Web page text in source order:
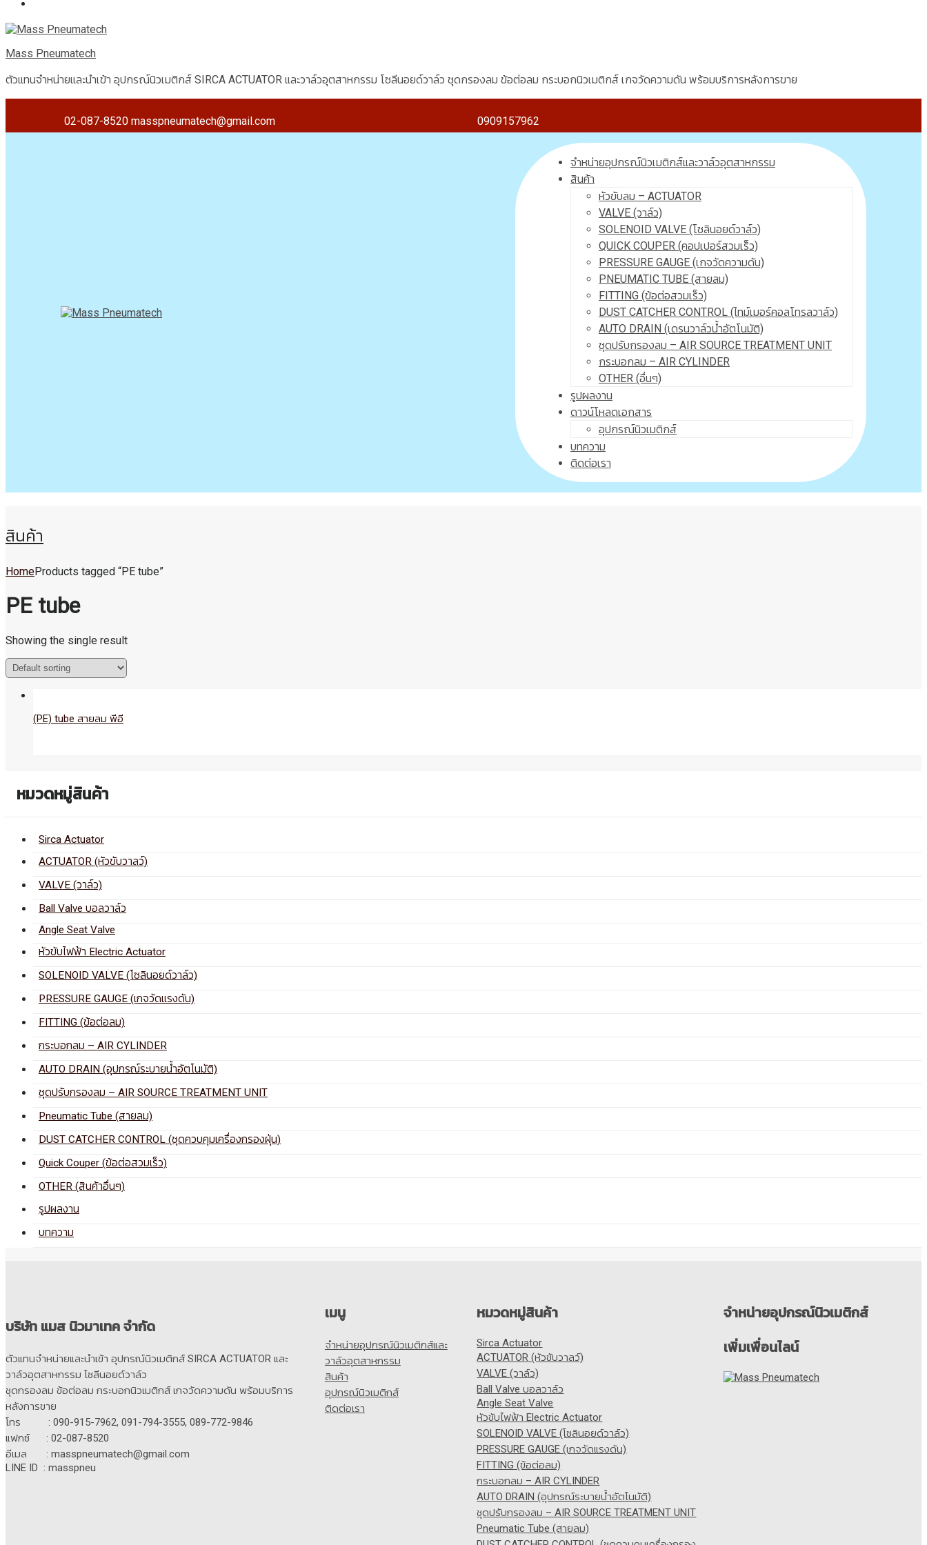
Mass Pneumatech
ตัวแทนจำหน่ายและนำเข้า อุปกรณ์นิวเมติกส์ SIRCA ACTUATOR และวาล์วอุตสาหกรรม โซลีนอยด์วาล์ว ชุดกรองลม ข้อต่อลม กระบอกนิวเมติกส์ เกจวัดความดัน พร้อมบริการหลังการขาย
02-087-8520 masspneumatech@gmail.com 0909157962
จำหน่ายอุปกรณ์นิวเมติกส์และวาล์วอุตสาหกรรม
สินค้า
หัวขับลม – ACTUATOR
VALVE (วาล์ว)
SOLENOID VALVE (โซลินอยด์วาล์ว)
QUICK COUPER (คอปเปอร์สวมเร็ว)
PRESSURE GAUGE (เกจวัดความดัน)
PNEUMATIC TUBE (สายลม)
FITTING (ข้อต่อสวมเร็ว)
DUST CATCHER CONTROL (ไทม์เมอร์คอลโทรลวาล์ว)
AUTO DRAIN (เดรนวาล์วน้ำอัตโนมัติ)
ชุดปรับกรองลม – AIR SOURCE TREATMENT UNIT
กระบอกลม – AIR CYLINDER
OTHER (อื่นๆ)
รูปผลงาน
ดาวน์โหลดเอกสาร
อุปกรณ์นิวเมติกส์
บทความ
ติดต่อเรา
สินค้า
HomeProducts tagged “PE tube”
PE tube
Showing the single result
(PE) tube สายลม พีอี
หมวดหมู่สินค้า
Sirca Actuator
ACTUATOR (หัวขับวาลว์)
VALVE (วาล์ว)
Ball Valve บอลวาล์ว
Angle Seat Valve
หัวขับไฟฟ้า Electric Actuator
SOLENOID VALVE (โซลินอยด์วาล์ว)
PRESSURE GAUGE (เกจวัดแรงดัน)
FITTING (ข้อต่อลม)
กระบอกลม – AIR CYLINDER
AUTO DRAIN (อุปกรณ์ระบายน้ำอัตโนมัติ)
ชุดปรับกรองลม – AIR SOURCE TREATMENT UNIT
Pneumatic Tube (สายลม)
DUST CATCHER CONTROL (ชุดควบคุมเครื่องกรองฝุ่น)
Quick Couper (ข้อต่อสวมเร็ว)
OTHER (สินค้าอื่นๆ)
รูปผลงาน
บทความ
บริษัท แมส นิวมาเทค จำกัด
ตัวแทนจำหน่ายและนำเข้า อุปกรณ์นิวเมติกส์ SIRCA ACTUATOR และ
วาล์วอุตสาหกรรม โซลีนอยด์วาล์ว
ชุดกรองลม ข้อต่อลม กระบอกนิวเมติกส์ เกจวัดความดัน พร้อมบริการ
หลังการขาย
โทร : 090-915-7962, 091-794-3555, 089-772-9846
แฟกซ์ : 02-087-8520
อีเมล : masspneumatech@gmail.com
LINE ID : masspneu
เมนู
จำหน่ายอุปกรณ์นิวเมติกส์และ
วาล์วอุตสาหกรรม
สินค้า
อุปกรณ์นิวเมติกส์
ติดต่อเรา
หมวดหมู่สินค้า
Sirca Actuator
ACTUATOR (หัวขับวาลว์)
VALVE (วาล์ว)
Ball Valve บอลวาล์ว
Angle Seat Valve
หัวขับไฟฟ้า Electric Actuator
SOLENOID VALVE (โซลินอยด์วาล์ว)
PRESSURE GAUGE (เกจวัดแรงดัน)
FITTING (ข้อต่อลม)
กระบอกลม – AIR CYLINDER
AUTO DRAIN (อุปกรณ์ระบายน้ำอัตโนมัติ)
ชุดปรับกรองลม – AIR SOURCE TREATMENT UNIT
Pneumatic Tube (สายลม)
จำหน่ายอุปกรณ์นิวเมติกส์
เพิ่มเพื่อนไลน์